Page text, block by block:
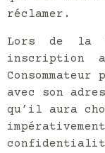
réclamer.
Lors de la
inscription
avec son
qu’il aura